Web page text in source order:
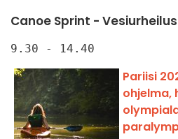
Canoe Sprint -
9.30 - 14.40
Pariisi
ohjelma,